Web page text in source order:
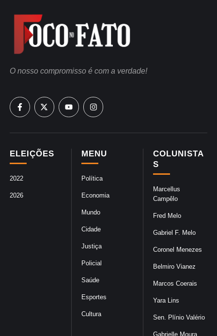
COLUNISTA
S
Marcellus
Campêlo
Fred Melo
Gabriel F. Melo
Coronel Menezes
Belmiro Vianez
Marcos Coerais
Yara Lins
Sen. Plínio Valério
Gabrielle Moura
MENU
Política
Economia
Mundo
Cidade
Justiça
Policial
Saúde
Esportes
Cultura
ELEIÇÕES
2022
2026
O nosso compromisso é com a verdade!